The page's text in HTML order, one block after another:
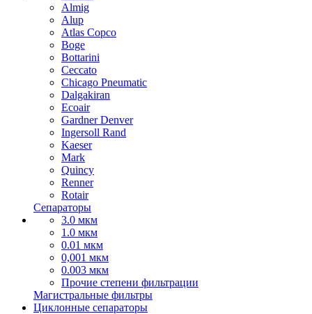
Almig
Alup
Atlas Copco
Boge
Bottarini
Ceccato
Chicago Pneumatic
Dalgakiran
Ecoair
Gardner Denver
Ingersoll Rand
Kaeser
Mark
Quincy
Renner
Rotair
Сепараторы
3.0 мкм
1.0 мкм
0.01 мкм
0,001 мкм
0.003 мкм
Прочие степени фильтрации
Магистральные фильтры
Циклонные сепараторы